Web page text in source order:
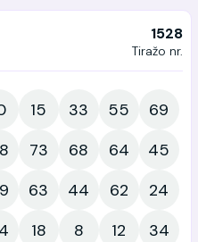
1528
Tiražo nr.
15 33 55
69
73 68 64
45
63 44 62
24
18 8 12
34